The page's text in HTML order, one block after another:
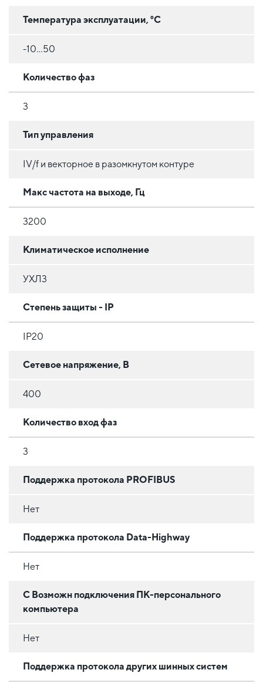
Температура эксплуатации, °C
-10...50
Количество фаз
3
Тип управления
IV/f и векторное в разомкнутом контуре
Макс частота на выходе, Гц
3200
Климатическое исполнение
УХЛ3
Степень защиты - IP
IP20
Сетевое напряжение, В
400
Количество вход фаз
3
Поддержка протокола PROFIBUS
Нет
Поддержка протокола Data-Highway
Нет
С Возможн подключения ПК-персонального
компьютера
Нет
Поддержка протокола других шинных систем